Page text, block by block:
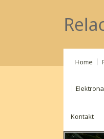
Home
Kontakt